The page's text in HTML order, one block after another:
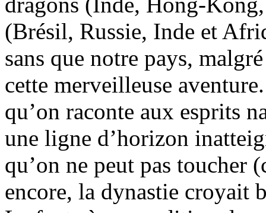
(Brésil, Russie, Inde et
sans que notre pays,
cette merveilleuse
qu’on raconte aux esprits
une ligne d’horizon
qu’on ne peut pas toucher
encore, la dynastie croyait